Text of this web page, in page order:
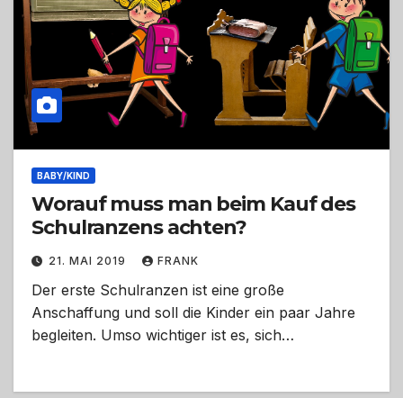
BABY/KIND
Worauf muss man beim Kauf des
Schulranzens achten?
21. MAI 2019 FRANK
Der erste Schulranzen ist eine große
Anschaffung und soll die Kinder ein paar Jahre
begleiten. Umso wichtiger ist es, sich…